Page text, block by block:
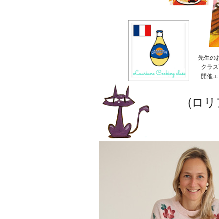
先生の
クラ
開催
(ロ